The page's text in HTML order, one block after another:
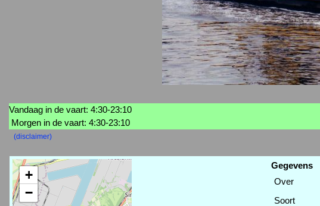
Vandaag in de vaart: 4:30-23:10
Morgen in de vaart: 4:30-23:10
(disclaimer)
+
−
Gegevens
Over
Soort